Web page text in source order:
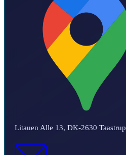
Litauen Alle 13, DK-2630 Taastrup